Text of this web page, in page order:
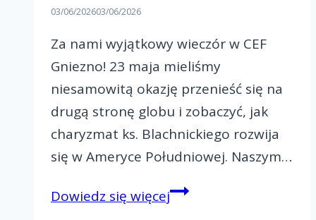
03/06/202603/06/2026
Za nami wyjątkowy wieczór w CEF
Gniezno! 23 maja mieliśmy
niesamowitą okazję przenieść się na
drugą stronę globu i zobaczyć, jak
charyzmat ks. Blachnickiego rozwija
się w Ameryce Południowej. Naszym…
Dowiedz się więcejJak